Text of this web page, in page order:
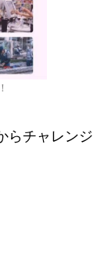
らチャレンジ